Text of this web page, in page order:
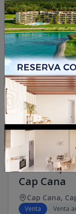
1/36
Vendo
Cap Cana
Cap Cana,
Venta Venta